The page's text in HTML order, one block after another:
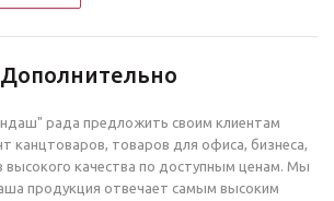
Дополнительно
рада предложить своим клиентам
канцтоваров, товаров для офиса, бизнеса,
качества по доступным ценам. Мы
продукция отвечает самым высоким